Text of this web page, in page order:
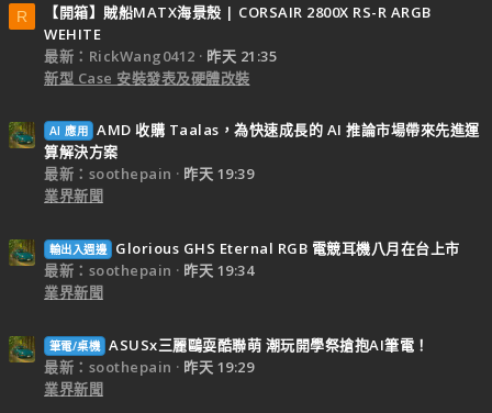
R
【開箱】賊船MATX海景殼 | CORSAIR 2800X RS-R ARGB
WEHITE
最新：RickWang0412
昨天 21:35
新型 Case 安裝發表及硬體改裝
AI 應用 AMD 收購 Taalas，為快速成長的 AI 推論市場帶來先進運
算解決方案
最新：soothepain
昨天 19:39
業界新聞
輸出入週邊
Glorious GHS Eternal RGB 電競耳機八月在台上市
最新：soothepain
昨天 19:34
業界新聞
筆電/桌機 ASUSx三麗鷗耍酷聯萌 潮玩開學祭搶抱AI筆電！
最新：soothepain
昨天 19:29
業界新聞